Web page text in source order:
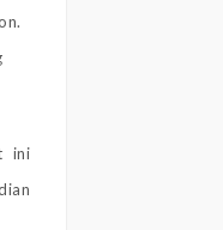
ini